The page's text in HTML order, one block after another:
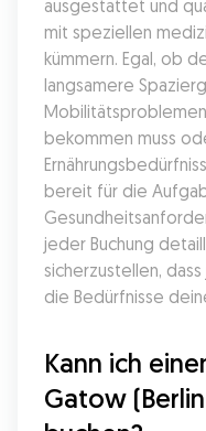
ausgestattet und
mit speziellen
kümmern. Egal, ob
langsamere
bekommen muss
bereit für die
jeder Buchung
sicherzustellen,
die Bedürfnisse
Kann ich
Gatow